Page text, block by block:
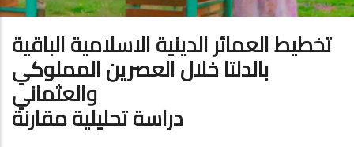
تخطيط العمائر الدينية الاسلامية الباقية
بالدلتا خلال العصرين المملوكي
والعثماني
دراسة تحليلية مقارنة